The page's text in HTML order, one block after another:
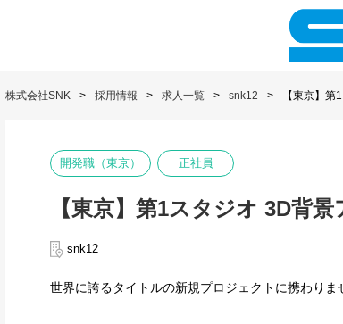
株式会社SNK 採用情報 求人一覧 snk12 【東京】第
開発職（東京） 正社員
【東京】第1スタジオ 3D背
snk12
世界に誇るタイトルの新規プロジェクトに携わりま